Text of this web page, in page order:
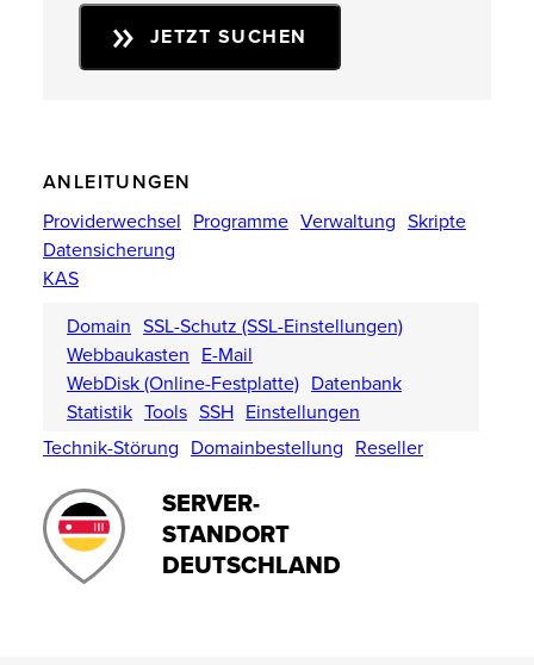
JETZT SUCHEN
ANLEITUNGEN
Providerwechsel Programme Verwaltung Skripte
Datensicherung
KAS
Domain SSL-Schutz (SSL-Einstellungen)
Webbaukasten E-Mail
WebDisk (Online-Festplatte) Datenbank
Statistik Tools SSH Einstellungen
Technik-Störung Domainbestellung Reseller
SERVER-
STANDORT
DEUTSCHLAND